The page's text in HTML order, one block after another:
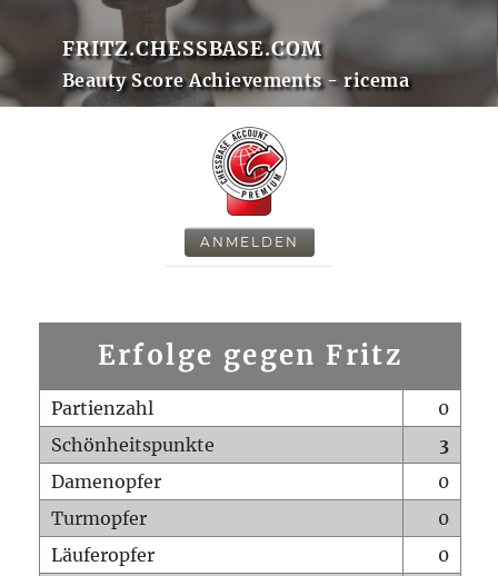
FRITZ.CHESSBASE.COM
Beauty Score Achievements - ricema
ANMELDEN
Erfolge gegen Fritz
Partienzahl
0
Schönheitspunkte
3
Damenopfer
0
Turmopfer
0
Läuferopfer
0